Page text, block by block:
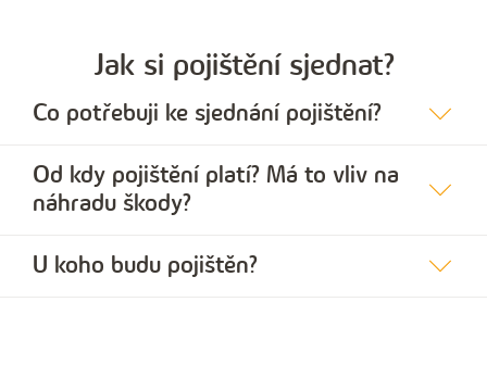
Jak si pojištění sjednat?
Co potřebuji ke sjednání pojištění?
Od kdy pojištění platí? Má to vliv na
náhradu škody?
U koho budu pojištěn?